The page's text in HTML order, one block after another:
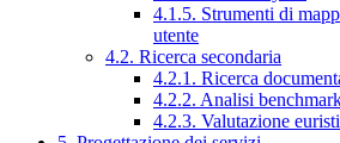
4.1.5. Strumenti di
utente
4.2. Ricerca secondaria
4.2.1. Ricerca
4.2.2. Analisi
4.2.3. Valutazione